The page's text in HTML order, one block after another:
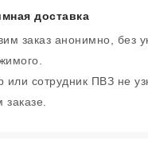
доставка
заказ анонимно, без
или сотрудник ПВЗ не